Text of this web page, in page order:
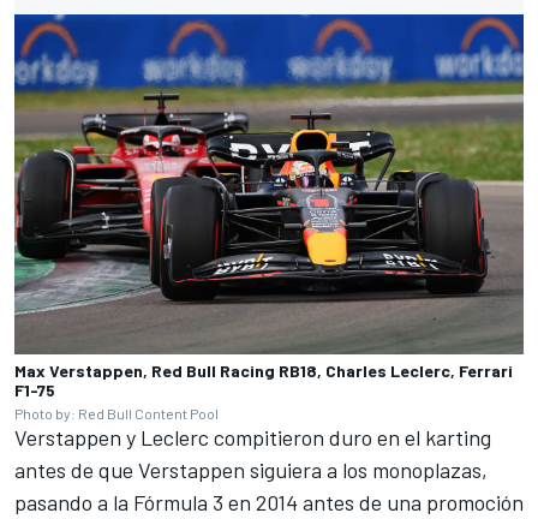
Max Verstappen, Red Bull Racing RB18, Charles Leclerc, Ferrari
F1-75
Photo by: Red Bull Content Pool
Verstappen y Leclerc compitieron duro en el karting
antes de que Verstappen siguiera a los monoplazas,
pasando a la Fórmula 3 en 2014 antes de una promoción